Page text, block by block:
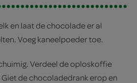
en laat de chocolade er al
Voeg kaneelpoeder toe.
Verdeel de oploskoffie
Giet de chocoladedrank erop en